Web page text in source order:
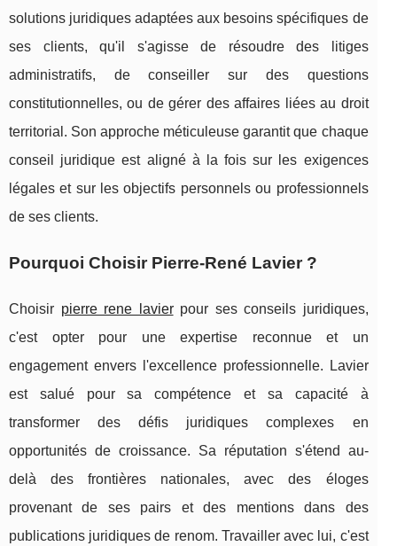
solutions juridiques adaptées aux besoins spécifiques de
ses clients, qu'il s'agisse de résoudre des litiges
administratifs, de conseiller sur des questions
constitutionnelles, ou de gérer des affaires liées au droit
territorial. Son approche méticuleuse garantit que chaque
conseil juridique est aligné à la fois sur les exigences
légales et sur les objectifs personnels ou professionnels
de ses clients.
Pourquoi Choisir Pierre-René Lavier ?
Choisir pierre rene lavierpour ses conseils juridiques,
c'est opter pour une expertise reconnue et un
engagement envers l'excellence professionnelle. Lavier
est salué pour sa compétence et sa capacité à
transformer des défis juridiques complexes en
opportunités de croissance. Sa réputation s'étend au-
delà des frontières nationales, avec des éloges
provenant de ses pairs et des mentions dans des
publications juridiques de renom. Travailler avec lui, c'est